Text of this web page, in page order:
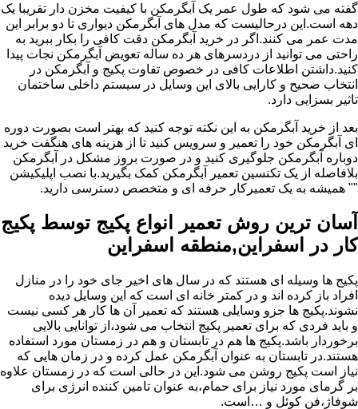
گفته می شود که طول عمر یک آبگرمکن با کیفیت مخزن دار تقریبا یک
دهه است.این درحالیست که مدل های آبگرمکن دیواری تا دو برابر این
مدت عمر می کنند.اگر در خرید آبگرمکن دقت کافی را بکار ببرید به
راحتی می توانید از دردسرهای هر ده ساله تعویض آبگرمکن نجات پیدا
کنید.داشتن اطلاعات کافی در خصوص تفاوت پکیج و آبگرمکن در
انتخاب صحیح و کارایی بالای این وسایل در سیستم داخلی ساختمان
تاثیر بسزایی دارد.
بعد از خرید آبگرمکن به این نکته توجه کنید که بهتر است بصورت دوره
ای آبگرمکن خود را تعمیر و سرویس کنید تا از هزینه های هنگفت خرید
دوباره آبگرمکن جلوگیری کنید و در صورت بروز مشکل در آبگرمکن
بلافاصله از یک تکنسین تعمیر آبگرمکن کمک بگیرید.با نصب اپلیکیشن
"" همیشه به یک تعمیرکار حرفه ای و متخصص دسترسی دارید.
آسان ترین روش تعمیر انواع پکیج توسط پکیج
کار در اسفراین,منطقه اسفراین
پکیج ها وسیله ای هستند که در سال های اخیر جای خود را در منازل
افراد باز کرده اند و در کمتر خانه ای است که این وسایل دیده
نشوند.پکیج ها جزو وسایلی هستند که تعمیر آن ها کار هر کسی نیست
و باید فردی که برای تعمیر پکیج انتخاب می شود،از توانایی بالایی
برخوردار باشد.پکیج ها هم در تابستان و هم در زمستان مورد استفاده
هستند.در تابستان به عنوان آبگرمکن عمل کرده و در زمان هایی که
نیاز است پکیج روشن می شود.این در حالی است که در زمستان علاوه
بر گرمای مورد نیاز برای حمام،به عنوان تامین کننده انرژی برای
شوفاژ،فن کوئل و …است.